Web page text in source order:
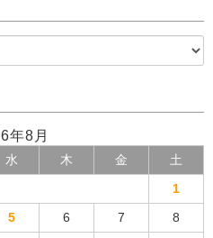
年8月
水 木 金 土
1
5 6 7 8